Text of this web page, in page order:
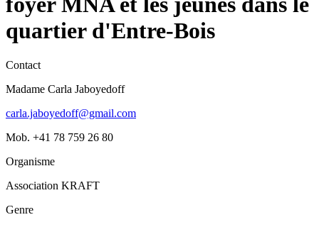
quartier d'Entre-Bois
Contact
Madame Carla Jaboyedoff
carla.jaboyedoff@gmail.com
Mob. +41 78 759 26 80
Organisme
Association KRAFT
Genre